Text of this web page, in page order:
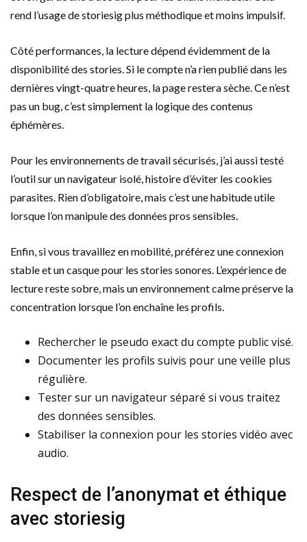
rend l’usage de storiesig plus méthodique et moins impulsif.
Côté performances, la lecture dépend évidemment de la
disponibilité des stories. Si le compte n’a rien publié dans les
dernières vingt-quatre heures, la page restera sèche. Ce n’est
pas un bug, c’est simplement la logique des contenus
éphémères.
Pour les environnements de travail sécurisés, j’ai aussi testé
l’outil sur un navigateur isolé, histoire d’éviter les cookies
parasites. Rien d’obligatoire, mais c’est une habitude utile
lorsque l’on manipule des données pros sensibles.
Enfin, si vous travaillez en mobilité, préférez une connexion
stable et un casque pour les stories sonores. L’expérience de
lecture reste sobre, mais un environnement calme préserve la
concentration lorsque l’on enchaîne les profils.
Rechercher le pseudo exact du compte public visé.
Documenter les profils suivis pour une veille plus
régulière.
Tester sur un navigateur séparé si vous traitez
des données sensibles.
Stabiliser la connexion pour les stories vidéo avec
audio.
Respect de l’anonymat et éthique
avec storiesig